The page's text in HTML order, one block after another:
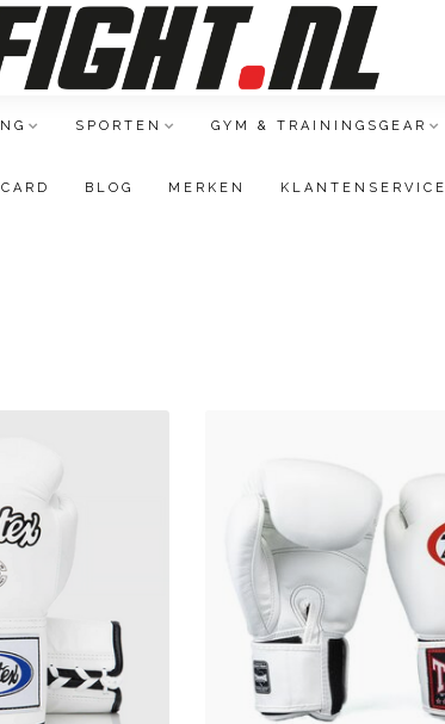
SPORTEN GYM & TRAININGSGEAR
BLOG MERKEN KLANTENSERVICE